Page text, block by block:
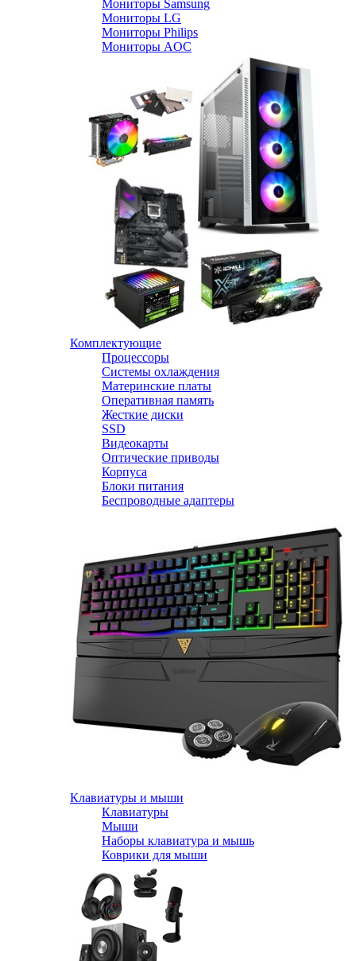
Мониторы Samsung
Мониторы LG
Мониторы Philips
Мониторы AOC
Комплектующие
Процессоры
Системы охлаждения
Материнские платы
Оперативная память
Жесткие диски
SSD
Видеокарты
Оптические приводы
Корпуса
Блоки питания
Беспроводные адаптеры
Клавиатуры и мыши
Клавиатуры
Мыши
Наборы клавиатура и мышь
Коврики для мыши